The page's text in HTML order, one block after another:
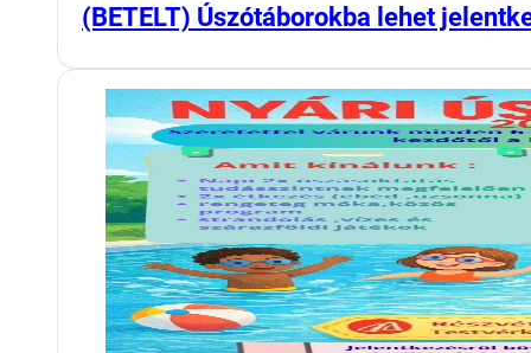
(BETELT) Úszótáborokba lehet